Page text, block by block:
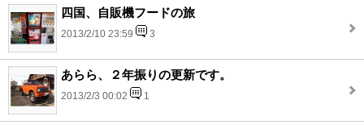
四国、自販機フードの旅
2013/2/10 23:59 3
あらら、２年振りの更新です。
2013/2/3 00:02 1